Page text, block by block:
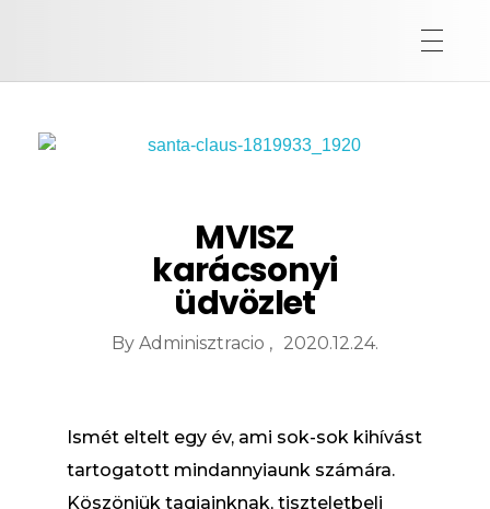
MVISZ
karácsonyi
üdvözlet
2020.12.24.
By Adminisztracio
Ismét eltelt egy év, ami sok-sok kihívást
tartogatott mindannyiaunk számára.
Köszönjük tagjainknak, tiszteletbeli